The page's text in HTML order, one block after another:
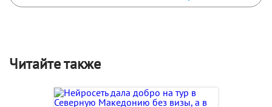
Читайте также